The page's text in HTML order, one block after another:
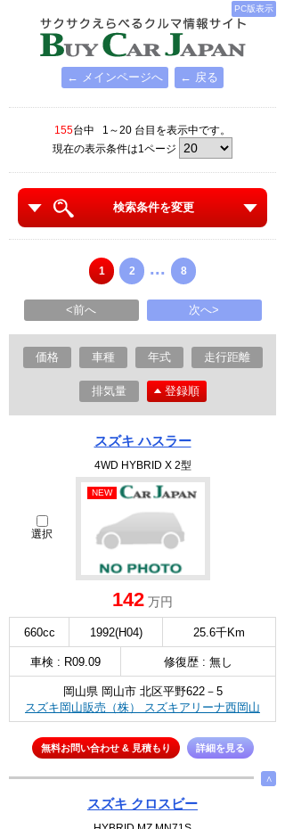
PC版表示
← メインページへ ← 戻る
155台中 1～20 台目を表示中です。
現在の表示条件は1ページ
検索条件を変更
1 2 ... 8
<前へ 次へ>
価格 車種 年式 走行距離
排気量 登録順
スズキ ハスラー
4WD HYBRID X 2型
選択
NEW
142 万円
660cc 1992(H04) 25.6千Km
車検 : R09.09 修復歴 : 無し
岡山県 岡山市 北区平野622－5
スズキ岡山販売（株） スズキアリーナ西岡山
無料お問い合わせ & 見積もり 詳細を見る
∧
スズキ クロスビー